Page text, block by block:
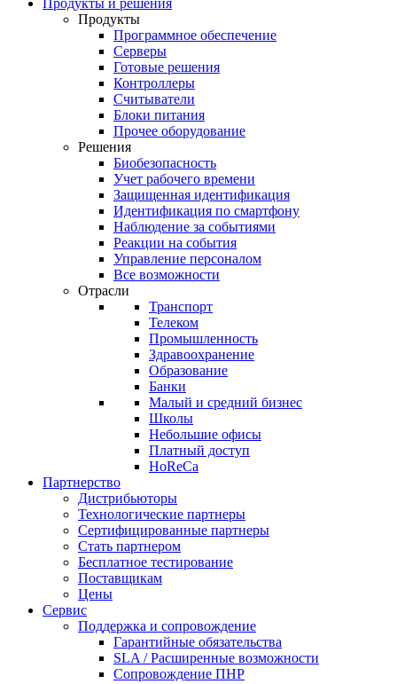
Продукты и решения
Продукты
Программное обеспечение
Серверы
Готовые решения
Контроллеры
Считыватели
Блоки питания
Прочее оборудование
Решения
Биобезопасность
Учет рабочего времени
Защищенная идентификация
Идентификация по смартфону
Наблюдение за событиями
Реакции на события
Управление персоналом
Все возможности
Отрасли
Транспорт
Телеком
Промышленность
Здравоохранение
Образование
Банки
Малый и средний бизнес
Школы
Небольшие офисы
Платный доступ
HoReCa
Партнерство
Дистрибьюторы
Технологические партнеры
Сертифицированные партнеры
Стать партнером
Бесплатное тестирование
Поставщикам
Цены
Сервис
Поддержка и сопровождение
Гарантийные обязательства
SLA / Расширенные возможности
Сопровождение ПНР